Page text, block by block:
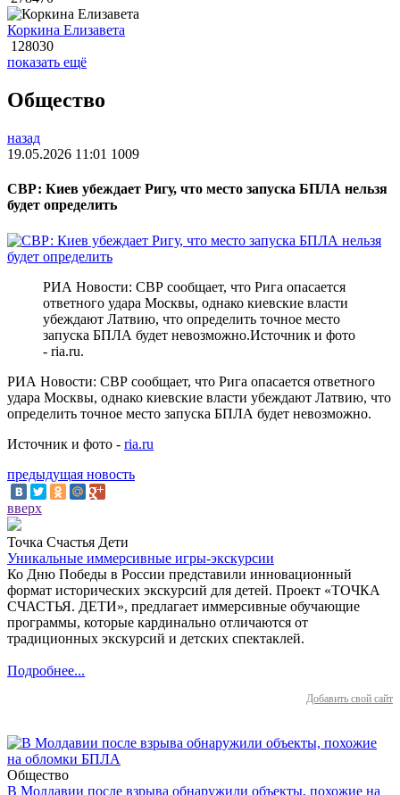
Коркина Елизавета
128030
показать ещё
Общество
назад
19.05.2026 11:01 1009
СВР: Киев убеждает Ригу, что место запуска БПЛА нельзя
будет определить
РИА Новости: СВР сообщает, что Рига опасается
ответного удара Москвы, однако киевские власти
убеждают Латвию, что определить точное место
запуска БПЛА будет невозможно.Источник и фото
- ria.ru.
РИА Новости: СВР сообщает, что Рига опасается ответного
удара Москвы, однако киевские власти убеждают Латвию, что
определить точное место запуска БПЛА будет невозможно.
Источник и фото - ria.ru
предыдущая новость
вверх
Точка Счастья Дети
Уникальные иммерсивные игры-экскурсии
Ко Дню Победы в России представили инновационный
формат исторических экскурсий для детей. Проект «ТОЧКА
СЧАСТЬЯ. ДЕТИ», предлагает иммерсивные обучающие
программы, которые кардинально отличаются от
традиционных экскурсий и детских спектаклей.
Подробнее...
Добавить свой сайт
Общество
В Молдавии после взрыва обнаружили объекты, похожие на